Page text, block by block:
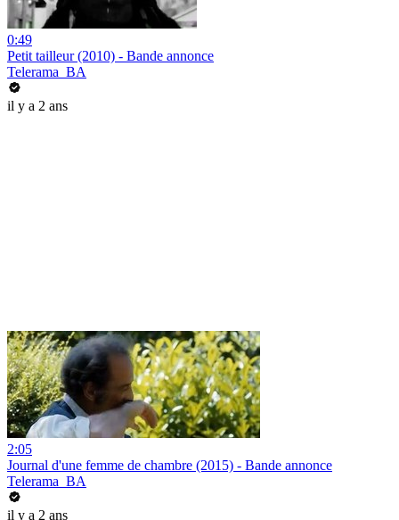
0:49
Petit tailleur (2010) - Bande annonce
Telerama_BA
il y a 2 ans
2:05
Journal d'une femme de chambre (2015) - Bande annonce
Telerama_BA
il y a 2 ans